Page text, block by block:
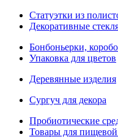
Статуэтки из
Декоративные
Бонбоньерки,
Упаковка для цветов
Деревянные изделия
Сургуч для декора
Пробиотические
Товары для